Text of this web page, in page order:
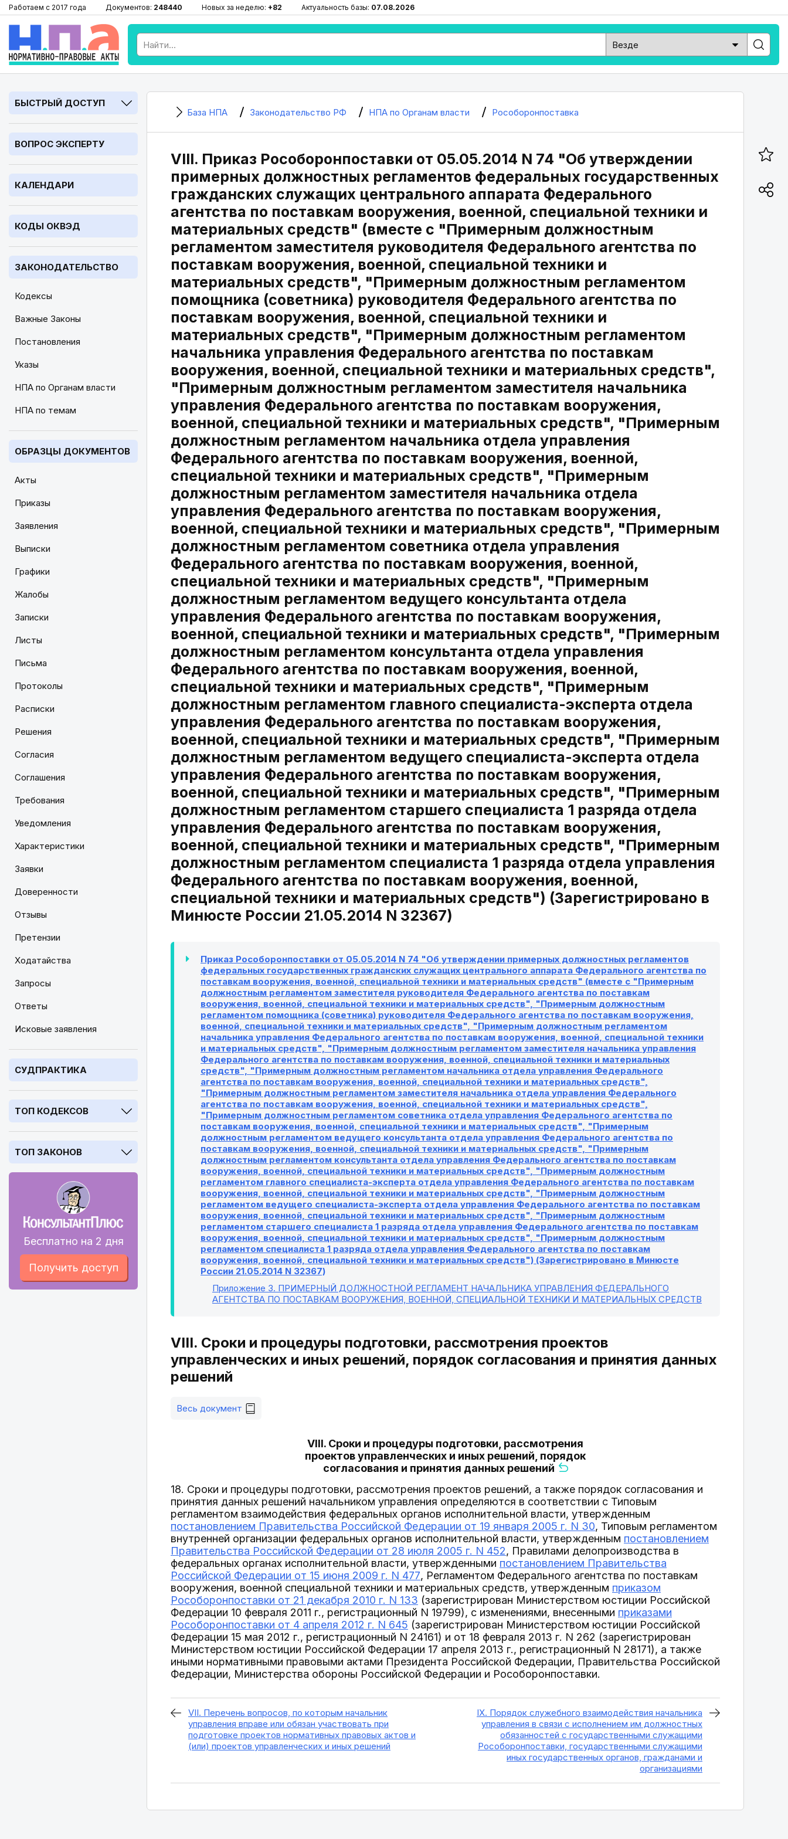
Работаем с 2017 года Документов: 248440 Новых за неделю: +82 Актуальность базы: 07.08.2026
БЫСТРЫЙ ДОСТУП
ВОПРОС ЭКСПЕРТУ
КАЛЕНДАРИ
КОДЫ ОКВЭД
ЗАКОНОДАТЕЛЬСТВО
Кодексы
Важные Законы
Постановления
Указы
НПА по Органам власти
НПА по темам
ОБРАЗЦЫ ДОКУМЕНТОВ
Акты
Приказы
Заявления
Выписки
Графики
Жалобы
Записки
Листы
Письма
Протоколы
Расписки
Решения
Согласия
Соглашения
Требования
Уведомления
Характеристики
Заявки
Доверенности
Отзывы
Претензии
Ходатайства
Запросы
Ответы
Исковые заявления
СУДПРАКТИКА
ТОП КОДЕКСОВ
ТОП ЗАКОНОВ
Бесплатно на 2 дня
Получить доступ
База НПА Законодательство РФ НПА по Органам власти Рособоронпоставка
VIII. Приказ Рособоронпоставки от 05.05.2014 N 74 "Об утверждении
примерных должностных регламентов федеральных государственных
гражданских служащих центрального аппарата Федерального
агентства по поставкам вооружения, военной, специальной техники и
материальных средств" (вместе с "Примерным должностным
регламентом заместителя руководителя Федерального агентства по
поставкам вооружения, военной, специальной техники и
материальных средств", "Примерным должностным регламентом
помощника (советника) руководителя Федерального агентства по
поставкам вооружения, военной, специальной техники и
материальных средств", "Примерным должностным регламентом
начальника управления Федерального агентства по поставкам
вооружения, военной, специальной техники и материальных средств",
"Примерным должностным регламентом заместителя начальника
управления Федерального агентства по поставкам вооружения,
военной, специальной техники и материальных средств", "Примерным
должностным регламентом начальника отдела управления
Федерального агентства по поставкам вооружения, военной,
специальной техники и материальных средств", "Примерным
должностным регламентом заместителя начальника отдела
управления Федерального агентства по поставкам вооружения,
военной, специальной техники и материальных средств", "Примерным
должностным регламентом советника отдела управления
Федерального агентства по поставкам вооружения, военной,
специальной техники и материальных средств", "Примерным
должностным регламентом ведущего консультанта отдела
управления Федерального агентства по поставкам вооружения,
военной, специальной техники и материальных средств", "Примерным
должностным регламентом консультанта отдела управления
Федерального агентства по поставкам вооружения, военной,
специальной техники и материальных средств", "Примерным
должностным регламентом главного специалиста-эксперта отдела
управления Федерального агентства по поставкам вооружения,
военной, специальной техники и материальных средств", "Примерным
должностным регламентом ведущего специалиста-эксперта отдела
управления Федерального агентства по поставкам вооружения,
военной, специальной техники и материальных средств", "Примерным
должностным регламентом старшего специалиста 1 разряда отдела
управления Федерального агентства по поставкам вооружения,
военной, специальной техники и материальных средств", "Примерным
должностным регламентом специалиста 1 разряда отдела управления
Федерального агентства по поставкам вооружения, военной,
специальной техники и материальных средств") (Зарегистрировано в
Минюсте России 21.05.2014 N 32367)
Приказ Рособоронпоставки от 05.05.2014 N 74 "Об утверждении примерных должностных регламентов
федеральных государственных гражданских служащих центрального аппарата Федерального агентства по
поставкам вооружения, военной, специальной техники и материальных средств" (вместе с "Примерным
должностным регламентом заместителя руководителя Федерального агентства по поставкам
вооружения, военной, специальной техники и материальных средств", "Примерным должностным
регламентом помощника (советника) руководителя Федерального агентства по поставкам вооружения,
военной, специальной техники и материальных средств", "Примерным должностным регламентом
начальника управления Федерального агентства по поставкам вооружения, военной, специальной техники
и материальных средств", "Примерным должностным регламентом заместителя начальника управления
Федерального агентства по поставкам вооружения, военной, специальной техники и материальных
средств", "Примерным должностным регламентом начальника отдела управления Федерального
агентства по поставкам вооружения, военной, специальной техники и материальных средств",
"Примерным должностным регламентом заместителя начальника отдела управления Федерального
агентства по поставкам вооружения, военной, специальной техники и материальных средств",
"Примерным должностным регламентом советника отдела управления Федерального агентства по
поставкам вооружения, военной, специальной техники и материальных средств", "Примерным
должностным регламентом ведущего консультанта отдела управления Федерального агентства по
поставкам вооружения, военной, специальной техники и материальных средств", "Примерным
должностным регламентом консультанта отдела управления Федерального агентства по поставкам
вооружения, военной, специальной техники и материальных средств", "Примерным должностным
регламентом главного специалиста-эксперта отдела управления Федерального агентства по поставкам
вооружения, военной, специальной техники и материальных средств", "Примерным должностным
регламентом ведущего специалиста-эксперта отдела управления Федерального агентства по поставкам
вооружения, военной, специальной техники и материальных средств", "Примерным должностным
регламентом старшего специалиста 1 разряда отдела управления Федерального агентства по поставкам
вооружения, военной, специальной техники и материальных средств", "Примерным должностным
регламентом специалиста 1 разряда отдела управления Федерального агентства по поставкам
вооружения, военной, специальной техники и материальных средств") (Зарегистрировано в Минюсте
России 21.05.2014 N 32367)
Приложение 3. ПРИМЕРНЫЙ ДОЛЖНОСТНОЙ РЕГЛАМЕНТ НАЧАЛЬНИКА УПРАВЛЕНИЯ ФЕДЕРАЛЬНОГО
АГЕНТСТВА ПО ПОСТАВКАМ ВООРУЖЕНИЯ, ВОЕННОЙ, СПЕЦИАЛЬНОЙ ТЕХНИКИ И МАТЕРИАЛЬНЫХ СРЕДСТВ
VIII. Сроки и процедуры подготовки, рассмотрения проектов
управленческих и иных решений, порядок согласования и принятия данных
решений
Весь документ
VIII. Сроки и процедуры подготовки, рассмотрения
проектов управленческих и иных решений, порядок
согласования и принятия данных решений
18. Сроки и процедуры подготовки, рассмотрения проектов решений, а также порядок согласования и
принятия данных решений начальником управления определяются в соответствии с Типовым
регламентом взаимодействия федеральных органов исполнительной власти, утвержденным
постановлением Правительства Российской Федерации от 19 января 2005 г. N 30, Типовым регламентом
внутренней организации федеральных органов исполнительной власти, утвержденным постановлением
Правительства Российской Федерации от 28 июля 2005 г. N 452, Правилами делопроизводства в
федеральных органах исполнительной власти, утвержденными постановлением Правительства
Российской Федерации от 15 июня 2009 г. N 477, Регламентом Федерального агентства по поставкам
вооружения, военной специальной техники и материальных средств, утвержденным приказом
Рособоронпоставки от 21 декабря 2010 г. N 133 (зарегистрирован Министерством юстиции Российской
Федерации 10 февраля 2011 г., регистрационный N 19799), с изменениями, внесенными приказами
Рособоронпоставки от 4 апреля 2012 г. N 645 (зарегистрирован Министерством юстиции Российской
Федерации 15 мая 2012 г., регистрационный N 24161) и от 18 февраля 2013 г. N 262 (зарегистрирован
Министерством юстиции Российской Федерации 17 апреля 2013 г., регистрационный N 28171), а также
иными нормативными правовыми актами Президента Российской Федерации, Правительства Российской
Федерации, Министерства обороны Российской Федерации и Рособоронпоставки.
VII. Перечень вопросов, по которым начальник
управления вправе или обязан участвовать при
подготовке проектов нормативных правовых актов и
(или) проектов управленческих и иных решений
IX. Порядок служебного взаимодействия начальника
управления в связи с исполнением им должностных
обязанностей с государственными служащими
Рособоронпоставки, государственными служащими
иных государственных органов, гражданами и
организациями